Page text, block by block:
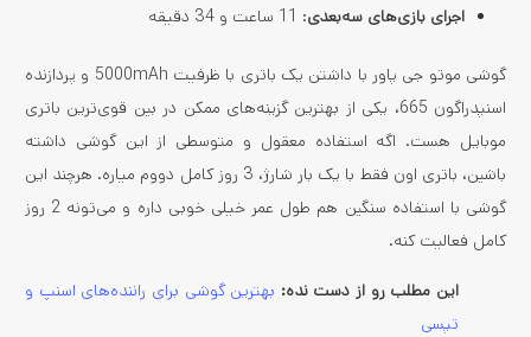
اجرای بازی‌های سه‌بعدی: 11 ساعت و 34 دقیقه
گوشی موتو جی پاور با داشتن یک باتری با ظرفیت 5000mAh و پردازنده
اسنپدراگون 665، یکی از بهترین گزینه‌های ممکن در بین قوی‌ترین باتری
موبایل هست. اگه استفاده معقول و متوسطی از این گوشی داشته
باشین، باتری اون فقط با یک بار شارژ، 3 روز کامل دووم میاره. هرچند این
گوشی با استفاده سنگین هم طول عمر خیلی خوبی داره و می‌تونه 2 روز
کامل فعالیت کنه.
این مطلب رو از دست نده: بهترین گوشی برای راننده‌های اسنپ و
تپسی